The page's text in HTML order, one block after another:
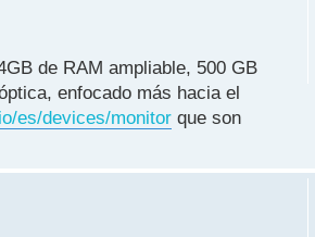
de RAM ampliable, 500 GB
enfocado más hacia el
es/devices/monitor que son